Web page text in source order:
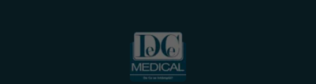
URMĂREȘTE-NE PE:
DESCARCĂ APLICAȚIA